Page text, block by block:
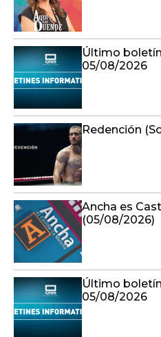
Último
05/08/2026
Redención
Ancha es
(05/08/2026)
Último
05/08/2026